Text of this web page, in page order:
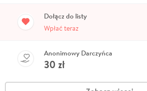
Dołącz do listy
Wpłać teraz
Anonimowy Darczyńca
30 zł